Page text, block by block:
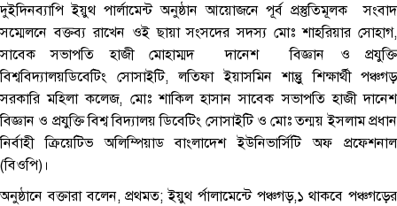
দুইদিনব্যাপি ইয়ুথ পার্লামেন্ট অনুষ্ঠান আয়োজনে পূর্ব প্রস্তুতিমূলক সংবাদ
সম্মেলনে বক্তব্য রাখেন ওই ছায়া সংসদের সদস্য মোঃ শাহরিয়ার সোহাগ,
সাবেক সভাপতি হাজী মোহাম্মদ দানেশ বিজ্ঞান ও প্রযুক্তি
বিশ্ববিদ্যালয়ডিবেটিং সোসাইটি, লতিফা ইয়াসমিন শান্তুু শিক্ষার্থী পঞ্চগড়
সরকারি মহিলা কলেজ, মোঃ শাকিল হাসান সাবেক সভাপতি হাজী দানেশ
বিজ্ঞান ও প্রযুক্তি বিশ্ব বিদ্যালয় ডিবেটিং সোসাইটি ও মোঃ তন্ময় ইসলাম প্রধান
নির্বাহী ক্রিয়েটিভ অলিম্পিয়াড বাংলাদেশ ইউনিভার্সিটি অফ প্রফেশনাল
(বিওপি)।
অনুষ্ঠানে বক্তারা বলেন, প্রথমত; ইয়ুথ র্পালামেন্টে পঞ্চগড়,১ থাকবে পঞ্চগড়ের